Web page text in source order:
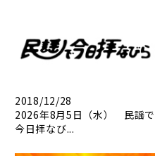
2018/12/28
2026年8月5日（水） 民謡で
今日拝なび...